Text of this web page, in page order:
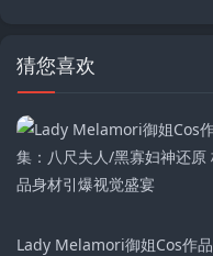
猜您喜欢
Lady Melamori御姐Cos作品